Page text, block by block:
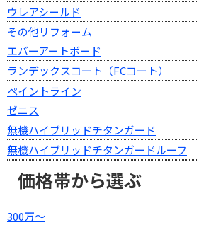
ウレアシールド
その他リフォーム
エバーアートボード
ランデックスコート（FCコート）
ペイントライン
ゼニス
無機ハイブリッドチタンガード
無機ハイブリッドチタンガードルーフ
価格帯から選ぶ
300万～